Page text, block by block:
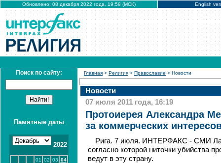
Обновлено: 08 декабря 2022 года, 19:59 (МСК) English
Поиск по сайту:
Памятные даты
2022
01 02 03 04
Главная > Религия > Православие > Новости
Новости
07 июля 2011 года, 16:19
Протоиерея Александра
за коммерческих
Рига. 7 июля. ИНТЕРФАКС - СМИ
согласно которой ниточки убийства
ведут в эту страну.